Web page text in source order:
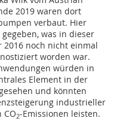
2019 waren dort
verbaut. Hier
was in dieser
2016 noch nicht einmal
worden war.
würden in
Element in der
und könnten
industrieller
CO2-Emissionen leisten.